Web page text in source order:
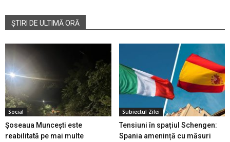
ȘTIRI DE ULTIMĂ ORĂ
Social
Șoseaua Muncești este
reabilitată pe mai multe
Subiectul Zilei
Tensiuni în spațiul Schengen:
Spania amenință cu măsuri